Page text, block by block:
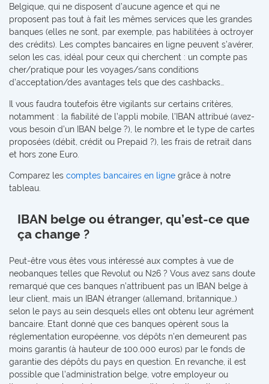
Belgique, qui ne disposent d’aucune agence et qui ne
proposent pas tout à fait les mêmes services que les grandes
banques (elles ne sont, par exemple, pas habilitées à octroyer
des crédits). Les comptes bancaires en ligne peuvent s’avérer,
selon les cas, idéal pour ceux qui cherchent : un compte pas
cher/pratique pour les voyages/sans conditions
d’acceptation/des avantages tels que des cashbacks…
Il vous faudra toutefois être vigilants sur certains critères,
notamment : la fiabilité de l’appli mobile, l’IBAN attribué (avez-
vous besoin d’un IBAN belge ?), le nombre et le type de cartes
proposées (débit, crédit ou Prepaid ?), les frais de retrait dans
et hors zone Euro.
Comparez les comptes bancaires en ligne grâce à notre
tableau.
IBAN belge ou étranger, qu’est-ce que
ça change ?
Peut-être vous êtes vous intéressé aux comptes à vue de
neobanques telles que Revolut ou N26 ? Vous avez sans doute
remarqué que ces banques n’attribuent pas un IBAN belge à
leur client, mais un IBAN étranger (allemand, britannique…)
selon le pays au sein desquels elles ont obtenu leur agrément
bancaire. Etant donné que ces banques opèrent sous la
réglementation européenne, vos dépôts n’en demeurent pas
moins garantis (à hauteur de 100.000 euros) par le fonds de
garantie des dépôts du pays en question. En revanche, il est
possible que l’administration belge, votre employeur ou